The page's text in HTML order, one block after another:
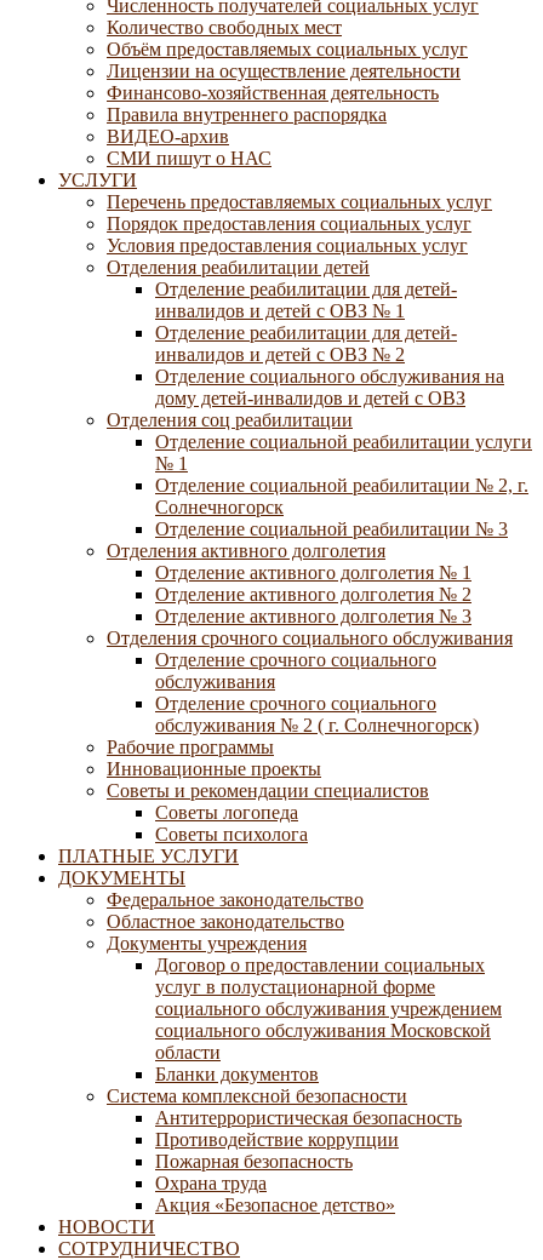
Численность получателей социальных услуг
Количество свободных мест
Объём предоставляемых социальных услуг
Лицензии на осуществление деятельности
Финансово-хозяйственная деятельность
Правила внутреннего распорядка
ВИДЕО-архив
СМИ пишут о НАС
УСЛУГИ
Перечень предоставляемых социальных услуг
Порядок предоставления социальных услуг
Условия предоставления социальных услуг
Отделения реабилитации детей
Отделение реабилитации для детей-
инвалидов и детей с ОВЗ № 1
Отделение реабилитации для детей-
инвалидов и детей с ОВЗ № 2
Отделение социального обслуживания на
дому детей-инвалидов и детей с ОВЗ
Отделения соц реабилитации
Отделение социальной реабилитации услуги
№ 1
Отделение социальной реабилитации № 2, г.
Солнечногорск
Отделение социальной реабилитации № 3
Отделения активного долголетия
Отделение активного долголетия № 1
Отделение активного долголетия № 2
Отделение активного долголетия № 3
Отделения срочного социального обслуживания
Отделение срочного социального
обслуживания
Отделение срочного социального
обслуживания № 2 ( г. Солнечногорск)
Рабочие программы
Инновационные проекты
Советы и рекомендации специалистов
Советы логопеда
Советы психолога
ПЛАТНЫЕ УСЛУГИ
ДОКУМЕНТЫ
Федеральное законодательство
Областное законодательство
Документы учреждения
Договор о предоставлении социальных
услуг в полустационарной форме
социального обслуживания учреждением
социального обслуживания Московской
области
Бланки документов
Система комплексной безопасности
Антитеррористическая безопасность
Противодействие коррупции
Пожарная безопасность
Охрана труда
Акция «Безопасное детство»
НОВОСТИ
СОТРУДНИЧЕСТВО